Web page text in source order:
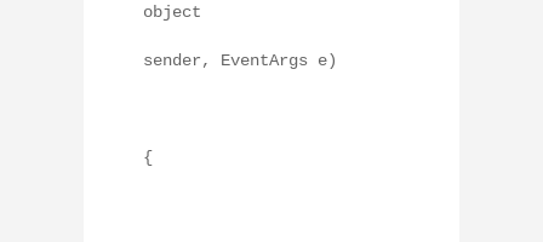
object
sender, EventArgs e)
{